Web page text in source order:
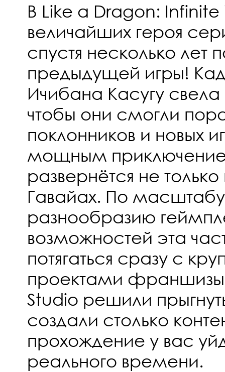
В Like a Dragon:
величайших героя
спустя несколько лет
предыдущей игры!
Ичибана Касугу
чтобы они смогли
поклонников и новых
мощным
развернётся не
Гавайах. По
разнообразию
возможностей эта
потягаться сразу с
проектами
Studio решили
создали столько
прохождение у вас
реального времени.